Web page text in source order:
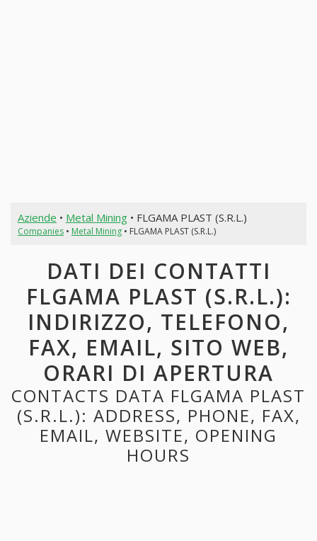
Aziende • Metal Mining• FLGAMA PLAST (S.R.L.)
Companies• Metal Mining• FLGAMA PLAST (S.R.L.)
DATI DEI CONTATTI
FLGAMA PLAST (S.R.L.):
INDIRIZZO, TELEFONO,
FAX, EMAIL, SITO WEB,
ORARI DI APERTURA
CONTACTS DATA FLGAMA PLAST
(S.R.L.): ADDRESS, PHONE, FAX,
EMAIL, WEBSITE, OPENING
HOURS